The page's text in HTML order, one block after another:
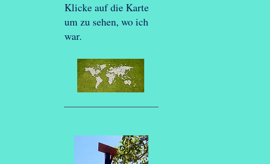
Klicke auf die Karte
um zu sehen, wo ich
war.